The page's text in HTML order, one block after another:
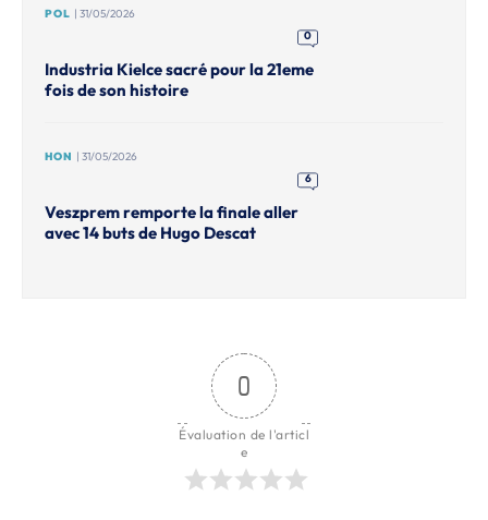
POL | 31/05/2026
0
Industria Kielce sacré pour la 21eme
fois de son histoire
HON | 31/05/2026
6
Veszprem remporte la finale aller
avec 14 buts de Hugo Descat
0
Évaluation de l'articl
e